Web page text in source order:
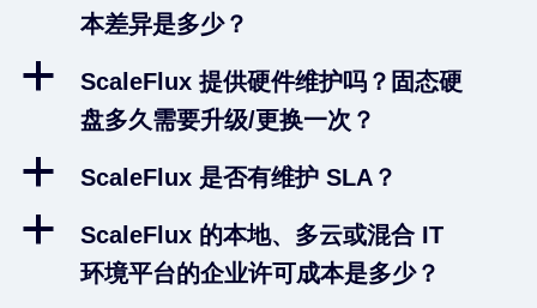
本差异是多少？
a
ScaleFlux 提供硬件维护吗？固态硬
盘多久需要升级/更换一次？
a ScaleFlux 是否有维护 SLA？
a
ScaleFlux 的本地、多云或混合 IT
环境平台的企业许可成本是多少？